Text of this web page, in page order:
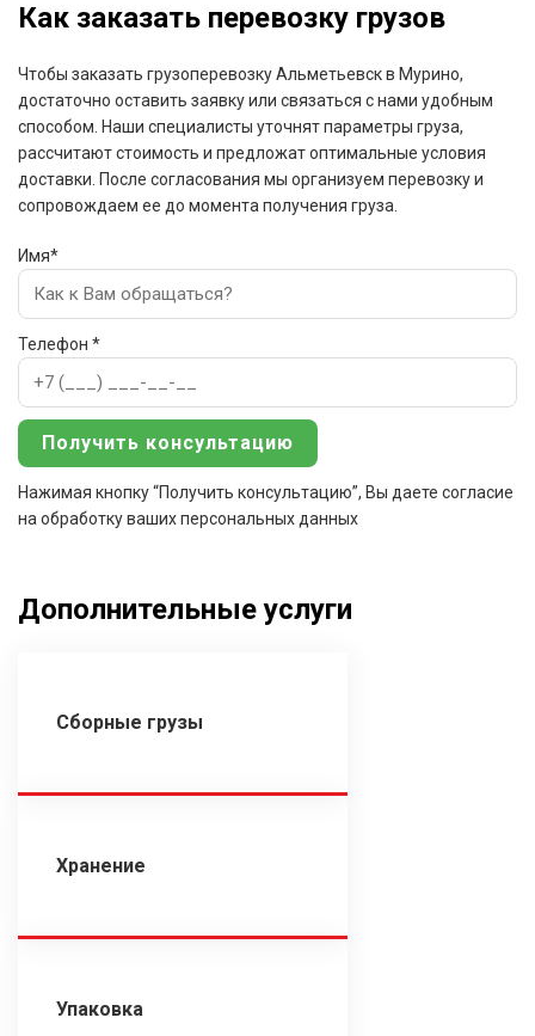
Как заказать перевозку грузов
Чтобы заказать грузоперевозку Альметьевск в Мурино,
достаточно оставить заявку или связаться с нами удобным
способом. Наши специалисты уточнят параметры груза,
рассчитают стоимость и предложат оптимальные условия
доставки. После согласования мы организуем перевозку и
сопровождаем ее до момента получения груза.
Имя*
Телефон *
Нажимая кнопку “Получить консультацию”, Вы даете согласие
на обработку ваших персональных данных
Дополнительные услуги
Сборные грузы
Хранение
Упаковка